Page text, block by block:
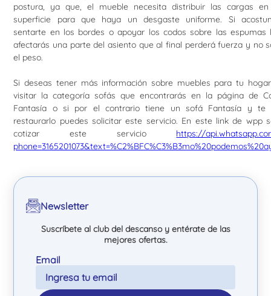
postura, ya que, el mueble necesita distribuir las cargas
superficie para que haya un desgaste uniforme. Si
sentarte en los bordes o apoyar los codos sobre las espumas
afectarás una parte del asiento que al final perderá fuerza y no
el peso.
Si deseas tener más información sobre muebles para tu
visitar la categoría sofás que encontrarás en la página de
Fantasía o si por el contrario tiene un sofá Fantasía y te
restaurarlo puedes solicitar este servicio. En este link de wpp
cotizar este servicio https://
Newsletter
Suscríbete al club del descanso y entérate de las
mejores ofertas.